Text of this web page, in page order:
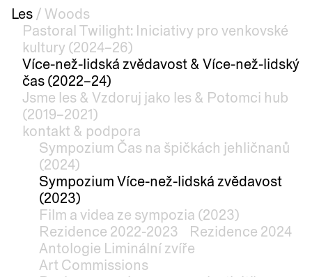
Les / Woods
Pastoral Twilight: Iniciativy pro venkovské
kultury (2024–26)
Více-než-lidská zvědavost & Více-než-lidský
čas (2022–24)
Jsme les & Vzdoruj jako les & Potomci hub
(2019–2021)
kontakt & podpora
Sympozium Čas na špičkách jehličnanů
(2024)
Sympozium Více-než-lidská zvědavost
(2023)
Film a videa ze sympozia (2023)
Rezidence 2022-2023
Rezidence 2024
Antologie Liminální zvíře
Art Commissions